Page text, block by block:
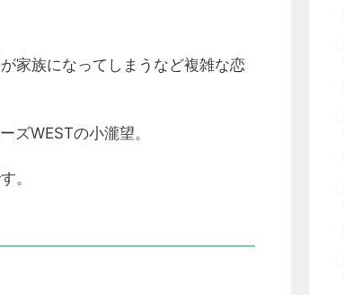
家族になってしまうなど複雑な恋
ズWESTの小瀧望。
。